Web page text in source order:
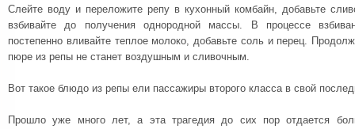
Слейте воду и переложите репу в кухонный комбайн, добавьте
взбивайте до получения однородной массы. В процессе
постепенно вливайте теплое молоко, добавьте соль и перец.
пюре из репы не станет воздушным и сливочным.
Вот такое блюдо из репы ели пассажиры второго класса в свой
Прошло уже много лет, а эта трагедия до сих пор отдается